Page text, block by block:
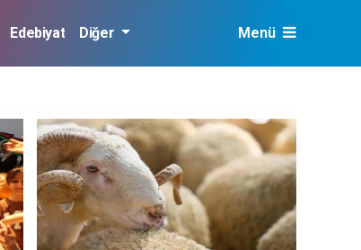
Edebiyat Diğer Menü